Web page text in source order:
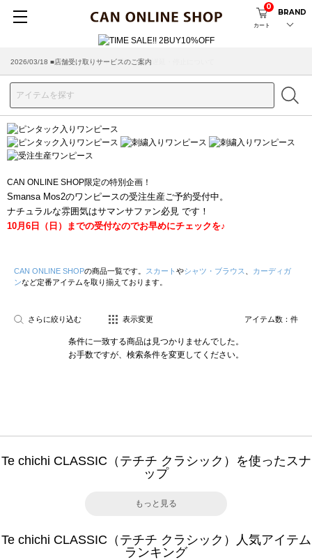
カート
0
BRAND
2026/03/18 ■店舗受け取りサービスのご案内
CAN ONLINE SHOP限定の特別企画！
Smansa Mos2のワンピースの受注生産ご予約受付中。
ナチュラルな雰囲気はサマンサファン必見 です！
10月6日（日）までの受付なのでお早めにチェックを♪
CAN ONLINE SHOPの商品一覧です。 スカート やシャツ・ブラウス
カーディガ
ンなど定番アイテムを取り揃えております。
さらに絞り込む 表示変更 アイテム数： 件
条件に一致する商品は見つかりませんでした。
お手数ですが、検索条件を変更してください。
Te chichi CLASSIC（テチチ クラシック）を使ったスナ
ップ
もっと見る
Te chichi CLASSIC（テチチ クラシック）人気アイテム
ランキング